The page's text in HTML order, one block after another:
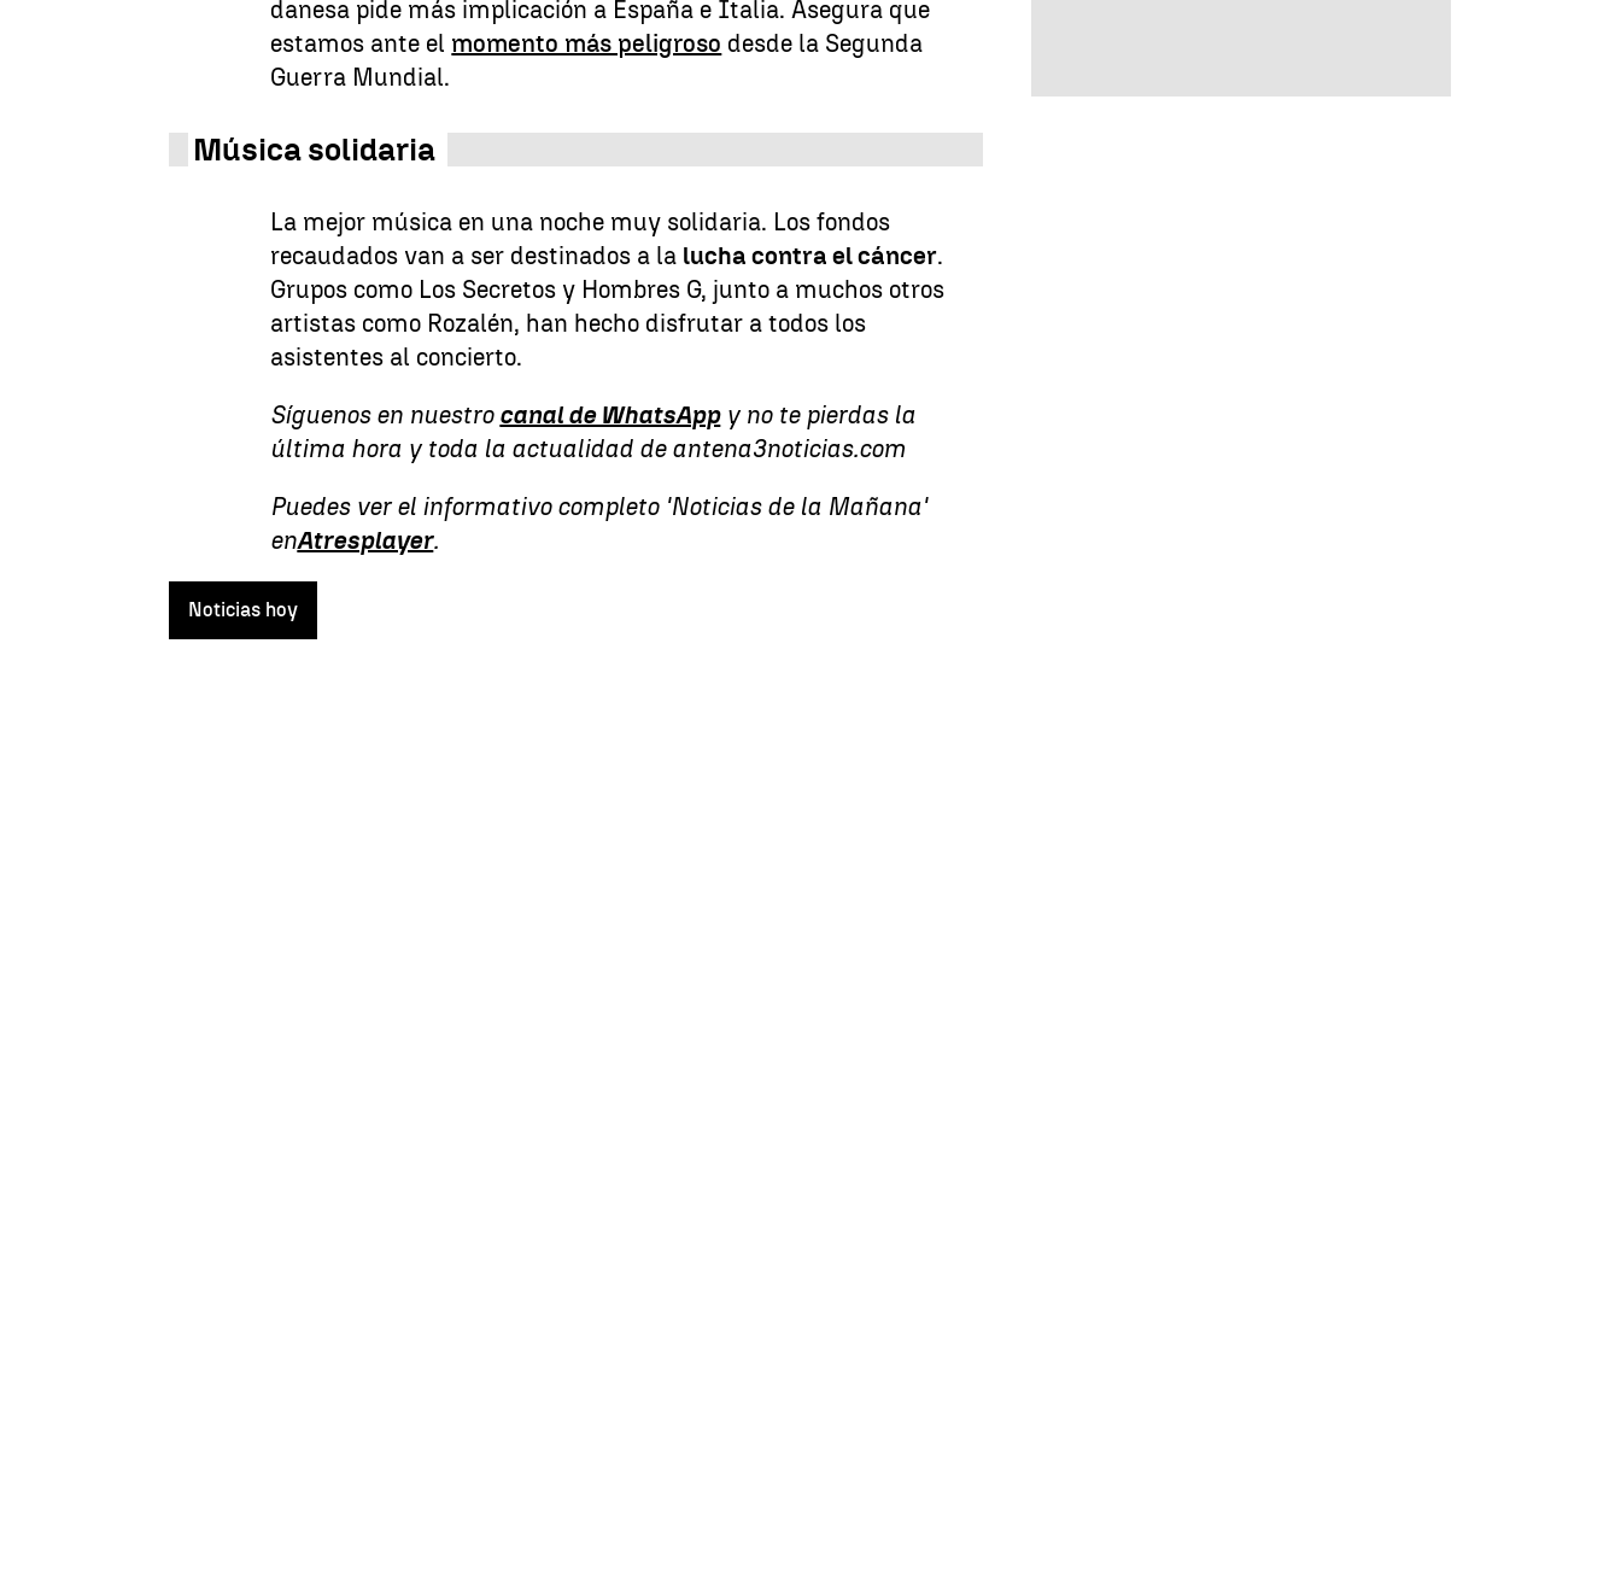
danesa pide más implicación a España e Italia. Asegura que
estamos ante el momento más peligroso desde la Segunda
Guerra Mundial.
Música solidaria
La mejor música en una noche muy solidaria. Los fondos
recaudados van a ser destinados a la lucha contra el cáncer.
Grupos como Los Secretos y Hombres G, junto a muchos otros
artistas como Rozalén, han hecho disfrutar a todos los
asistentes al concierto.
Síguenos en nuestro canal de WhatsAppy no te pierdas la
última hora y toda la actualidad de antena3noticias.com
Puedes ver el informativo completo 'Noticias de la Mañana'
enAtresplayer.
Noticias hoy